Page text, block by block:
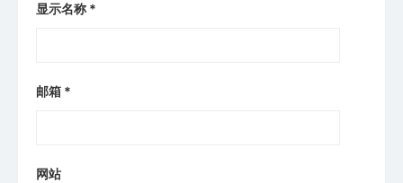
显示名称 *
邮箱 *
网站